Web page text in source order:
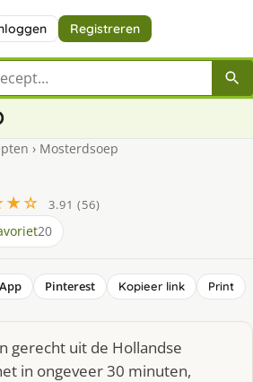
Registreren
recept
› Mosterdsoep
3.91 (56)
20
Pinterest Kopieer link Print
gerecht uit de Hollandse
in ongeveer 30 minuten,